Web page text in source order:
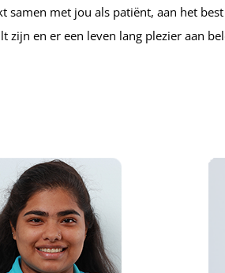
samen met jou als patiënt, aan het
en er een leven lang plezier aan